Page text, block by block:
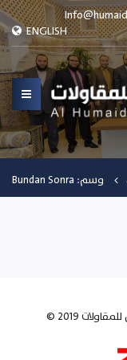
ENGLISH
وسم: Bundan Sonra
2019